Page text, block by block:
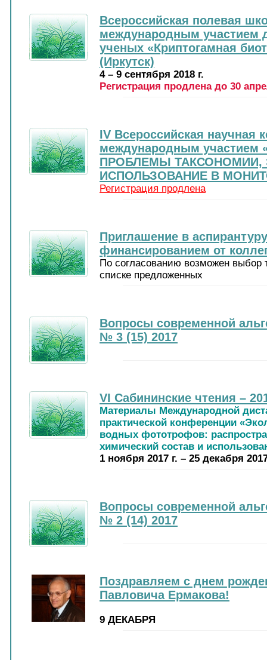
Всероссийская полевая
международным участием
ученых «Криптогамная
(Иркутск)
4 – 9 сентября 2018 г.
Регистрация продлена до 30
IV Всероссийская научная
международным участием
ПРОБЛЕМЫ ТАКСОНОМИИ,
ИСПОЛЬЗОВАНИЕ В
Регистрация продлена
Приглашение в
финансированием от
По согласованию возможен
списке предложенных
Вопросы современной
№ 3 (15) 2017
VI Сабининские чтения –
Материалы Международной
практической конференции
водных фототрофов:
химический состав и
1 ноября 2017 г. – 25 декабря
Вопросы современной
№ 2 (14) 2017
Поздравляем с днем
Павловича Ермакова!
9 ДЕКАБРЯ